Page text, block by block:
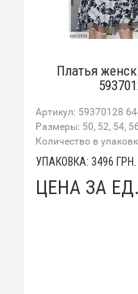
Платья
Артикул: 59370128
Размеры: 50, 52, 54, 56
Количество в
УПАКОВКА:3496 ГРН.
ЦЕНА ЗА